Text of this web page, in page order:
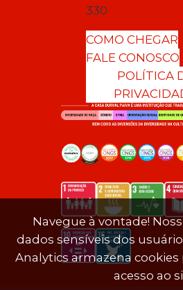
330
COMO CHEGAR
FALE CONOSCO
POLÍTICA
Navegue à vontade!
dados sensíveis dos
Analytics armazena cookies
acesso ao